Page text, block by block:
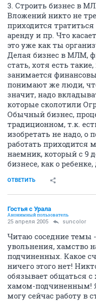
3. Строить бизнес в
Вложений никто не
приходится тратиться
аренду и пр. Что
это уже как ты
Делая бизнес в МЛМ,
стать, хотя есть
занимается
понимают же люди,
значит, надо
которые сколотили
Обычный бизнес,
традиционном, т.к.
изобретать не надо, о
работать приходится
наемник, который с 9
бизнесе, как о
ОТВЕТИТЬ
Гостья с Урала
Анонимный пользователь
25 апреля 2005 suncolor
Читаю соседние темы
увольнения, хамство
подчиненных. Какое
ничего этого нет!
обязывает общаться
хамом-подчиненным!
могу сейчас работу в